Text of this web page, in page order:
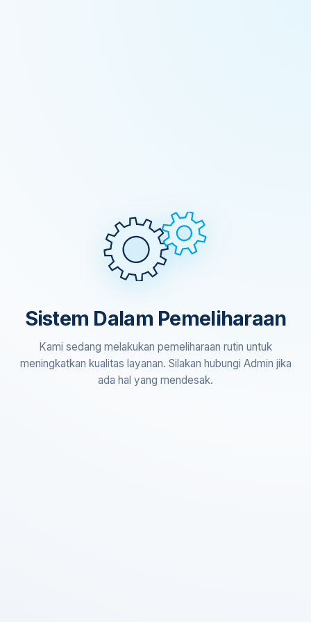
Sistem Dalam Pemeliharaan
Kami sedang melakukan pemeliharaan rutin untuk
meningkatkan kualitas layanan. Silakan hubungi Admin jika
ada hal yang mendesak.